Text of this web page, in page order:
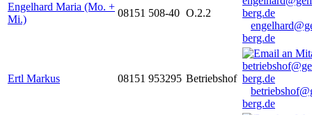
Engelhard Maria (Mo. +
Mi.)
08151 508-40 O.2.2
berg.de
Ertl Markus 08151 953295 Betriebshof
berg.de